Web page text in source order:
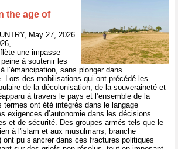
the age of
May 27, 2026
une impasse
à soutenir les
l’émancipation, sans plonger dans
Lors des mobilisations qui ont précédé les
de la décolonisation, de la souveraineté et
à travers le pays et l’ensemble de la
termes ont été intégrés dans le langage
exigences d’autonomie dans les décisions
et de sécurité. Des groupes armés tels que le
à l'islam et aux musulmans, branche
ont pu s’ancrer dans ces fractures politiques